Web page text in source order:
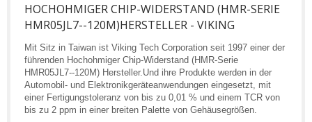
HOCHOHMIGER CHIP-WIDERSTAND (HMR-SERIE
HMR05JL7--120M)HERSTELLER - VIKING
Mit Sitz in Taiwan ist Viking Tech Corporation seit 1997 einer der
führenden Hochohmiger Chip-Widerstand (HMR-Serie
HMR05JL7--120M) Hersteller.Und ihre Produkte werden in der
Automobil- und Elektronikgeräteanwendungen eingesetzt, mit
einer Fertigungstoleranz von bis zu 0,01 % und einem TCR von
bis zu 2 ppm in einer breiten Palette von Gehäusegrößen.